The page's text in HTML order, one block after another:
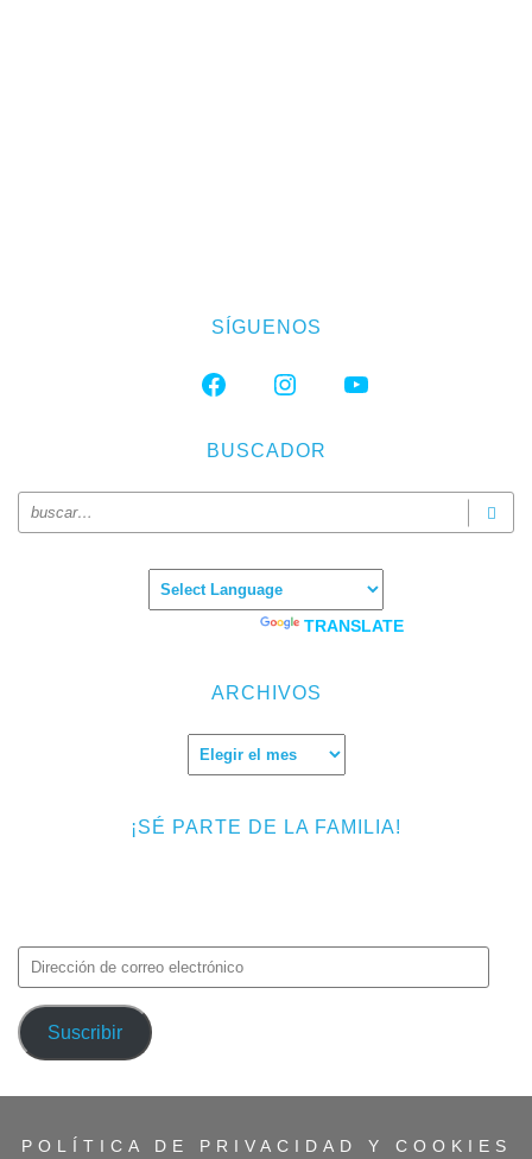
SÍGUENOS
FACEBOOKINSTAGRAMYOUTUBE
BUSCADOR
TRANSLATE
ARCHIVOS
Archivos
¡SÉ PARTE DE LA FAMILIA!
Dirección
de
correo
electrónico
Suscribir
POLÍTICA DE PRIVACIDAD Y COOKIES